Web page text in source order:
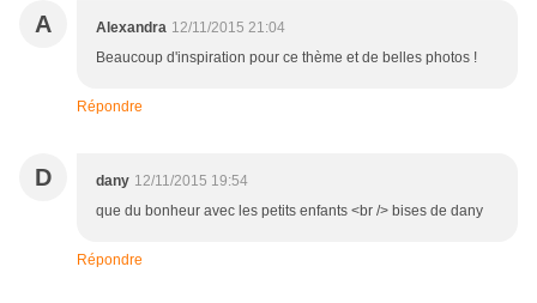
A Alexandra 12/11/2015 21:04
Beaucoup d'inspiration pour ce thème et de belles photos !
Répondre
D dany 12/11/2015 19:54
que du bonheur avec les petits enfants <br /> bises de dany
Répondre